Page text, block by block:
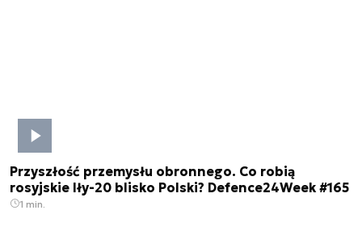
Przyszłość przemysłu obronnego. Co robią
rosyjskie Iły-20 blisko Polski? Defence24Week #165
1 min.